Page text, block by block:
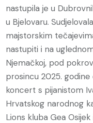
nastupila je u
u Bjelovaru.
majstorskim
nastupiti i na
Njemačkoj, pod
prosincu 2025.
koncert s pijanistom
Hrvatskog narodnog
Lions kluba Gea